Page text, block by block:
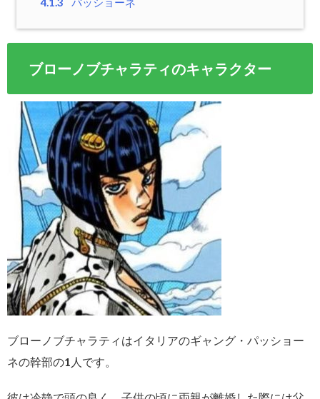
ブローノブチャラティのキャラクター
ブローノブチャラティはイタリアのギャング・パッショー
ネの幹部の1人です。